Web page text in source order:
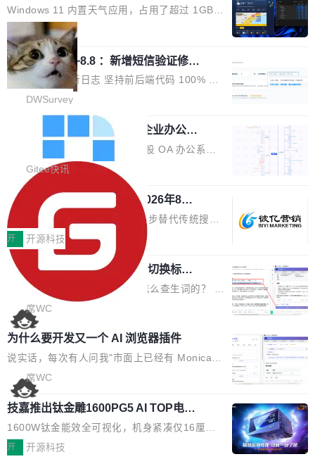
O 构建 Reactor 多路复用模型，不依赖 Netty、
Tomcat 等任何第三方网络库。其 HTTP/2 协议
栈从 HPACK、Huffman 到 ALPN 均为自主实
现，在基准测试中与 Un...
片、算力、模型、应用全链条创新项目，聚焦AI
技术产业化落地与资本对接，呈现当前国内AI前
沿技术突破与商业化最新进展。 活动围绕AI学术
研究与产业落地融合展开多维度研讨。星连资本
创始合伙人张鸣晨表示，AI产业化是长期产融结
合过程，早期优质技术项目需持续资本与产业资
者、产业专家、投资人围绕AI前沿技术瓶颈、行
业固有认知重构等议题展开跨界对话，聚焦行业
真实痛点与突破方向...
过 1GB
Windows 11 内置天气应用，占用了超过 1GB
内存。 Notebookcheck 的测试发现这个数字
时，反复确认了多次。不是 100MB，不是 500
MB，是 1 个 G。一个显示天气的应用。 Windo
ws 内置应用臃肿早就是老话题了，但一款天气
应用占用内存就超过 1G 还是过于离谱——问题
个嵌在 Edge WebView 里的网页。它不是一个
「应用」，它是一个运行在浏览器引擎里的网
页，外面套了一层 Windows 的壳。 WebView2
本身就是个内存大户。它加载了完整的 Edge 渲
染引擎，包括 JavaScript 引擎...
局
调问更新7.26~8.8 ：新增短信验证修
改，考试能力升级
DWSurvey 更新日志 坚持前后端代码 100% 开
源助力企业建设自主可控的问卷调研系统 官网地
址www.diaowen.net ➔ 源码下载Gitee 仓库 ➔
本次更新新增短信验证修改已答问卷功能，提升
答卷安全性；同时升级考试能力，完善填空题判
分、防切屏等功能体验，并优化多项产品细节，
提升整体使用体验。 新增功能 01. 新增验证手
机号后查看、修改已答问卷功能 02. 新增填空题
判分功能 03. 添加协作管理员支持树形结构选择
体验优化与修复 •页面与体验优化 优化工作台首
页 UI 展示效果，提升页面使用体验。 优化防切
屏提醒规则，调整为每次切屏均触发提示，提升
考试规范性。 优化登录状...
DWSurvey
勾股 OA v6.0.2 已经发布，企业办公系
勾股 OA v6.0.2 已经发布。 勾股 OA 办公系统
是一款简单实用的开源的企业办公系统。系统集
成了系统设置、附件管理、人事管理、行政管
理、消息管理、资产管理、企业公告、知识网
盘、审批流程设置、办公审批、工作计划、工作
汇报、工作日志、日常办公、财务管理、客户管
理、合同管理、项目管理、任务管理等功能模
块。系统简约，易于功能扩展，方便二次开发，
可以用来做日常 OA，CRM，ERP，业务管理等
系统。 勾股OA6.0.2版本主要是对勾股OA 6第
一个大版本发布的部分功能细节优化和bug问题
修复的版本，具体更新日志如下： 1、补全新版
本的各个审批类型的审批单导出 2、优化各个审
Gitee快讯
942亿赛道如何选对伙伴？2026年8月G
EO公司推荐
当DeepSeek、豆包等大模型逐步替代传统搜索
成为用户获取信息的主要入口,品牌竞争的逻辑变
了:不再是争抢关键词排名,而是想办法进入AI脱
口而出的那个答案。"GEO公司推荐"这个搜索词
背后,折射的是企业面对新兴服务赛道时的集体困
惑——该信谁、看什么、怎么选。 据易观分析
《中国GEO市场产业图谱》数据,2026年中国GE
O行业规模预计达942亿元,同比增长169.7%。G
artner同期预测,传统搜索引擎访问量年内将下滑
25%,AI载体流量占比突破40%;埃森哲2025年中
国消费者调研则指出,37%的用户在有明确购买需
求时倾向于先问AI。几组数据指向一致:GEO已
从营销"加分项"变成品牌在AI时...
开 开源科技
任意网页划词 AI 问答：不用切换标签页
的效率秘诀
看英文技术文档的时候，你是怎么查生词的？ 我
猜大多数人的流程是：选中单词 → Ctrl+C → 切
到翻译标签页 → Ctrl+V → 看翻译 → 切回原
文。遇到不懂的代码片段，再切到 ChatGPT 问
一下。来回切换几次，思路早断了。 今天介绍的
开源 Chrome 扩展 AI Helper，有一个划词浮动
工具栏功能，能让你在任意网页选中文本就直接
用 AI，完全不用切换标签页。 划词工具栏是什
么 安装 AI Helper 后，在任意网页选中文本，选
区旁边会自动浮现一个工具栏： 工具 功能 典型
席WC
为什么要开发又一个 AI 浏览器插件
说实话，每次有人问我"市面上已经有 Monica、
Sider、Copilot for Chrome 这些 AI 浏览器插件
了，你为什么还要再做一个"，我都觉得这个问题
问得好。 因为我自己也是从用户变成开发者的。
现有产品的天花板 我用过不少 AI 浏览器插件。
刚开始觉得都挺好——选中一段文字，弹出解
席WC
技嘉推出钛金雕1600PG5 AI TOP电
源：为发烧级主机与本地AI算力打造旗
舰供电方案
1600W钛金能效全可视化，机身紧凑仅16厘米
继2026台北电脑展首度亮相后，技嘉科技近日正
开 开源科技